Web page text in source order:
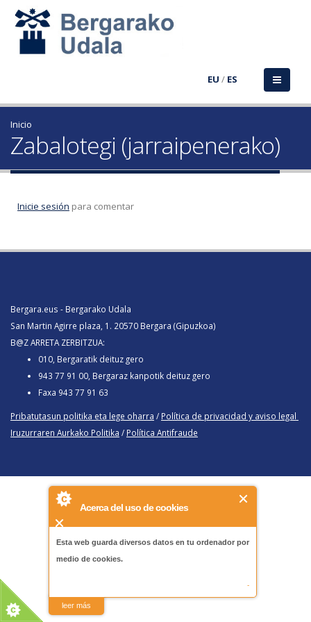
Acerca del uso de cookies
Esta web guarda diversos datos en tu ordenador por
medio de cookies.
-
leer más
EU / ES
Inicio
Zabalotegi (jarraipenerako)
Inicie sesión para comentar
Bergara.eus - Bergarako Udala
San Martin Agirre plaza, 1. 20570 Bergara (Gipuzkoa)
B@Z ARRETA ZERBITZUA:
010, Bergaratik deituz gero
943 77 91 00, Bergaraz kanpotik deituz gero
Faxa 943 77 91 63
Pribatutasun politika eta lege oharra / Política de privacidad y aviso legal
Iruzurraren Aurkako Politika / Política Antifraude